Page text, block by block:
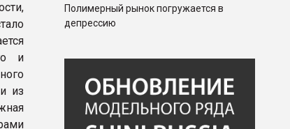
и
из
Полимерный рынок погружается в
депрессию